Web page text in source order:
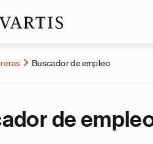
Buscador de empleo
de